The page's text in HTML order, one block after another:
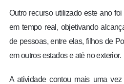
COLUNISTAS
Outro recurso utilizado este ano
em tempo real, objetivando
de pessoas, entre elas, filhos de
em outros estados e até no exterior.
A atividade contou mais uma